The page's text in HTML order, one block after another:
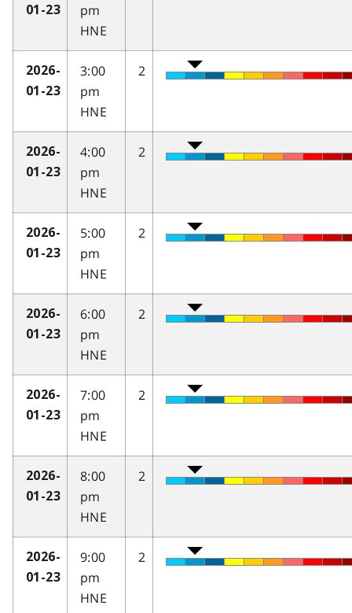
01-23
pm
HNE
2026-
01-23
3:00
pm
HNE
2
2026-
01-23
4:00
pm
HNE
2
2026-
01-23
5:00
pm
HNE
2
2026-
01-23
6:00
pm
HNE
2
2026-
01-23
7:00
pm
HNE
2
2026-
01-23
8:00
pm
HNE
2
2026-
01-23
9:00
pm
HNE
2